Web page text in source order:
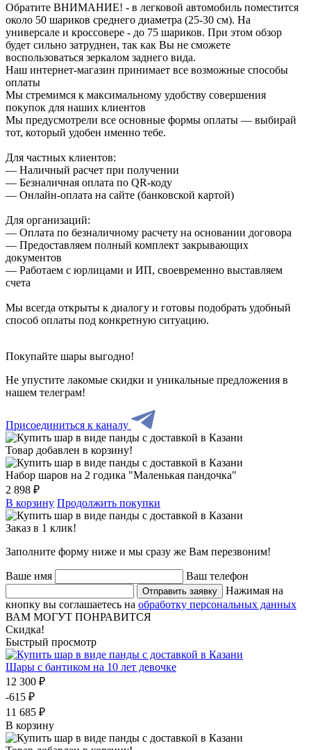
Обратите ВНИМАНИЕ! - в легковой автомобиль поместится
около 50 шариков среднего диаметра (25-30 см). На
универсале и кроссовере - до 75 шариков. При этом обзор
будет сильно затруднен, так как Вы не сможете
воспользоваться зеркалом заднего вида.
Наш интернет-магазин принимает все возможные способы
оплаты
Мы стремимся к максимальному удобству совершения
покупок для наших клиентов
Мы предусмотрели все основные формы оплаты — выбирай
тот, который удобен именно тебе.
Для частных клиентов:
— Наличный расчет при получении
— Безналичная оплата по QR-коду
— Онлайн-оплата на сайте (банковской картой)
Для организаций:
— Оплата по безналичному расчету на основании договора
— Предоставляем полный комплект закрывающих
документов
— Работаем с юрлицами и ИП, своевременно выставляем
счета
Мы всегда открыты к диалогу и готовы подобрать удобный
способ оплаты под конкретную ситуацию.
Покупайте шары выгодно!
Не упустите лакомые скидки и уникальные предложения в
нашем телеграм!
Присоединиться к каналу
Товар добавлен в корзину!
Набор шаров на 2 годика "Маленькая пандочка"
2 898 ₽
В корзину Продолжить покупки
Заказ в 1 клик!
Заполните форму ниже и мы сразу же Вам перезвоним!
Ваше имя Ваш телефон
Отправить заявку
Нажимая на
кнопку вы соглашаетесь на обработку персональных данных
ВАМ МОГУТ ПОНРАВИТСЯ
Скидка!
Быстрый просмотр
Шары с бантиком на 10 лет девочке
12 300 ₽
-615 ₽
11 685 ₽
В корзину